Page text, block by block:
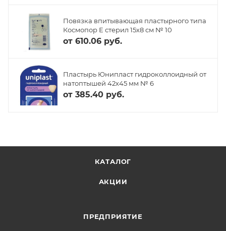
Повязка впитывающая пластырного типа
Космопор Е стерил 15х8 см № 10
от 610.06 руб.
Пластырь Юнипласт гидроколлоидный от
натоптышей 42х45 мм № 6
от 385.40 руб.
КАТАЛОГ
АКЦИИ
ПРЕДПРИЯТИЕ